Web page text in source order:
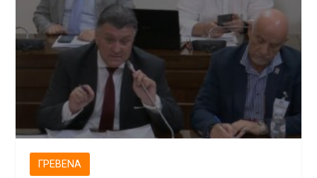
ΓΡΕΒΕΝΆ